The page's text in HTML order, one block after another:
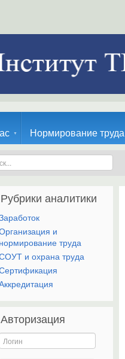
Нормирование труда
Рубрики аналитики
и
нормирование труда
и охрана труда
Авторизация